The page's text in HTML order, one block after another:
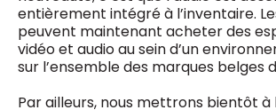
entièrement intégré à l’inventaire.
peuvent maintenant acheter des
vidéo et audio au sein d’un
sur l’ensemble des marques belges
Par ailleurs, nous mettrons bientôt à